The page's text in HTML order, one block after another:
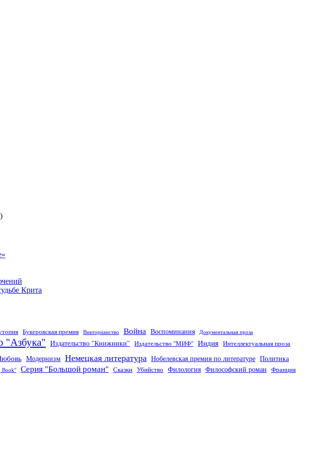
Крита
Букеровская премия Викторианство Война Воспоминания Документальная проза
"Азбука" Издательство "Книжники" Издательство "МИФ" Индия Интеллектуальная проза
Модернизм Немецкая литература Нобелевская премия по литературе Политика
Book" Серия "Большой роман" Сказки Убийство Филология Философский роман Франция